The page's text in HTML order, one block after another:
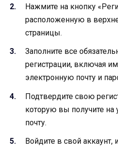
Нажмите на кнопку
расположенную в
страницы.
Заполните все
регистрации, включая
электронную почту и
Подтвердите свою
которую вы получите
почту.
Войдите в свой аккаунт,